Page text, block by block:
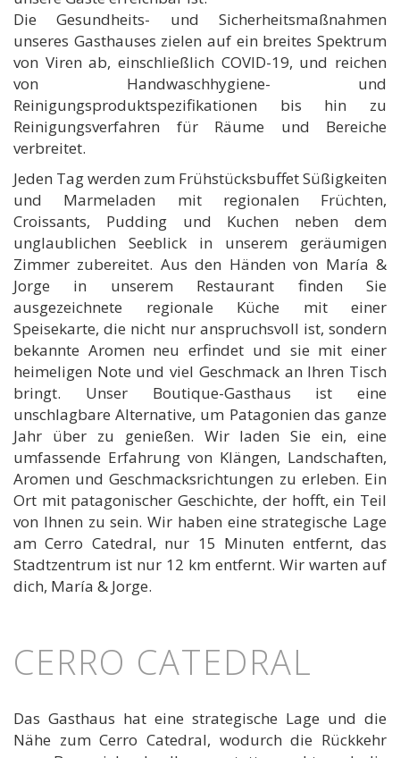
Die Gesundheits- und Sicherheitsmaßnahmen
unseres Gasthauses zielen auf ein breites Spektrum
von Viren ab, einschließlich COVID-19, und reichen
von Handwaschhygiene- und
Reinigungsproduktspezifikationen bis hin zu
Reinigungsverfahren für Räume und Bereiche
verbreitet.
Jeden Tag werden zum Frühstücksbuffet Süßigkeiten
und Marmeladen mit regionalen Früchten,
Croissants, Pudding und Kuchen neben dem
unglaublichen Seeblick in unserem geräumigen
Zimmer zubereitet. Aus den Händen von María &
Jorge in unserem Restaurant finden Sie
ausgezeichnete regionale Küche mit einer
Speisekarte, die nicht nur anspruchsvoll ist, sondern
bekannte Aromen neu erfindet und sie mit einer
heimeligen Note und viel Geschmack an Ihren Tisch
bringt. Unser Boutique-Gasthaus ist eine
unschlagbare Alternative, um Patagonien das ganze
Jahr über zu genießen. Wir laden Sie ein, eine
umfassende Erfahrung von Klängen, Landschaften,
Aromen und Geschmacksrichtungen zu erleben. Ein
Ort mit patagonischer Geschichte, der hofft, ein Teil
von Ihnen zu sein. Wir haben eine strategische Lage
am Cerro Catedral, nur 15 Minuten entfernt, das
Stadtzentrum ist nur 12 km entfernt. Wir warten auf
dich, María & Jorge.
CERRO CATEDRAL
Das Gasthaus hat eine strategische Lage und die
Nähe zum Cerro Catedral, wodurch die Rückkehr